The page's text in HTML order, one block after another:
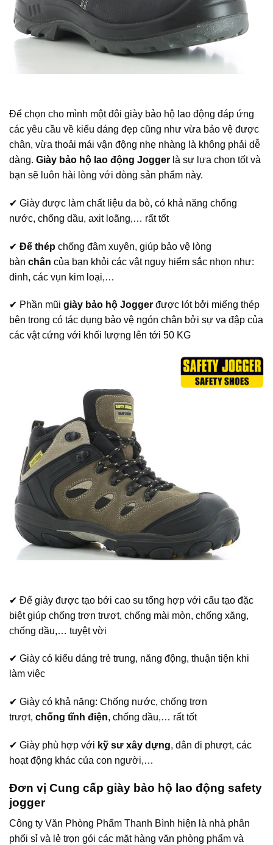
Để chọn cho mình một đôi giày bảo hộ lao động đáp ứng
các yêu cầu về kiểu dáng đẹp cũng như vừa bảo vệ được
chân, vừa thoải mái vận động nhẹ nhàng là không phải dễ
dàng. Giày bảo hộ lao động Jogger là sự lựa chọn tốt và
bạn sẽ luôn hài lòng với dòng sản phẩm này.
✔ Giày được làm chất liệu da bò, có khả năng chống
nước, chống dầu, axit loãng,… rất tốt
✔ Đế thép chống đâm xuyên, giúp bảo vệ lòng
bàn chân của bạn khỏi các vật nguy hiểm sắc nhọn như:
đinh, các vụn kim loại,…
✔ Phần mũi giày bảo hộ Jogger được lót bởi miếng thép
bên trong có tác dụng bảo vệ ngón chân bởi sự va đập của
các vật cứng với khối lượng lên tới 50 KG
✔ Đế giày được tạo bởi cao su tổng hợp với cấu tạo đặc
biệt giúp chống trơn trượt, chống mài mòn, chống xăng,
chống dầu,… tuyệt vời
✔ Giày có kiểu dáng trẻ trung, năng động, thuận tiện khi
làm việc
✔ Giày có khả năng: Chống nước, chống trơn
trượt, chống tĩnh điện, chống dầu,… rất tốt
✔ Giày phù hợp với kỹ sư xây dựng, dân đi phượt, các
hoạt động khác của con người,…
Đơn vị Cung cấp giày bảo hộ lao động safety
jogger
Công ty Văn Phòng Phẩm Thanh Bình hiện là nhà phân
phối sỉ và lẻ trọn gói các mặt hàng văn phòng phẩm và